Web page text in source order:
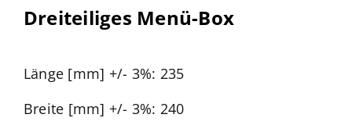
Dreiteiliges Menü-Box
Länge [mm] +/- 3%: 235
Breite [mm] +/- 3%: 240